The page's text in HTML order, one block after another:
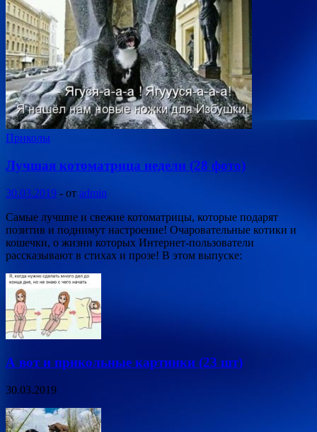
Приколы
Лучшая котоматрица недели (28 фото)
30.03.2019 - от admin
Самые лучшие и свежие котоматрицы, которые подарят
позитив и поднимут настроение! Очаровательные котики и
кошечки, о жизни которых Интернет-пользователи
рассказывают в стихах и прозе! В этом выпуске:
А вот и прикольные картинки (23 шт)
30.03.2019